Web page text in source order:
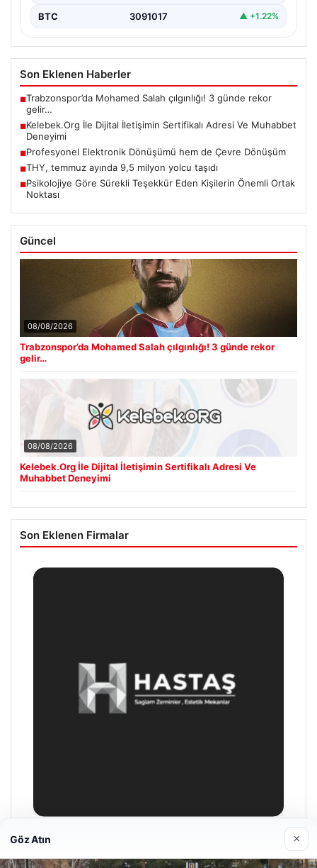
BTC 3091017 ▲ +1.22%
Son Eklenen Haberler
■Trabzonspor’da Mohamed Salah çılgınlığı! 3 günde rekor
gelir…
■Kelebek.Org İle Dijital İletişimin Sertifikalı Adresi Ve Muhabbet
Deneyimi
■Profesyonel Elektronik Dönüşümü hem de Çevre Dönüşüm
■THY, temmuz ayında 9,5 milyon yolcu taşıdı
■Psikolojiye Göre Sürekli Teşekkür Eden Kişilerin Önemli Ortak
Noktası
Güncel
08/08/2026
Trabzonspor’da Mohamed Salah çılgınlığı! 3 günde rekor
gelir…
08/08/2026
Kelebek.Org İle Dijital İletişimin Sertifikalı Adresi Ve
Muhabbet Deneyimi
Son Eklenen Firmalar
Hastaş Beton
26/05/2026
Göz Atın ×